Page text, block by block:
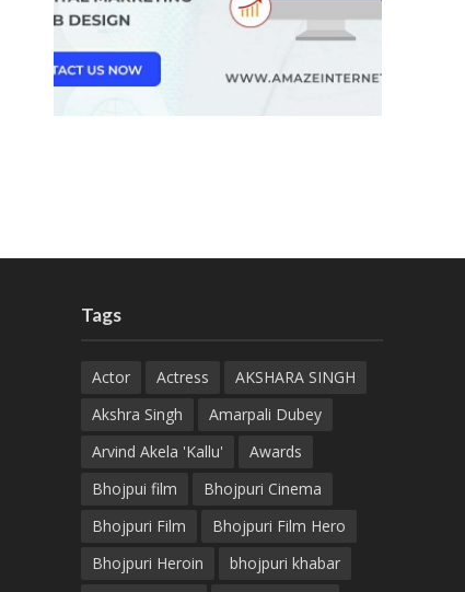
Tags
Actor Actress
AKSHARA SINGH
Akshra Singh
Amarpali Dubey
Arvind Akela 'Kallu'
Awards
Bhojpui film
Bhojpuri Cinema
Bhojpuri Film
Bhojpuri Film Hero
Bhojpuri Heroin
bhojpuri khabar